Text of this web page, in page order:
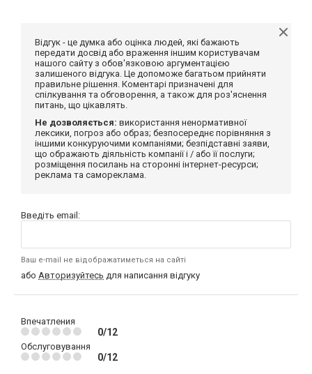
Відгук - це думка або оцінка людей, які бажають
передати досвід або враження іншим користувачам
нашого сайту з обов'язковою аргументацією
залишеного відгука. Це допоможе багатьом прийняти
правильне рішення. Коментарі призначені для
спілкування та обговорення, а також для роз'яснення
питань, що цікавлять.
Не дозволяється: використання ненормативної
лексики, погроз або образ; безпосереднє порівняння з
іншими конкуруючими компаніями; безпідставні заяви,
що ображають діяльність компанії і / або її послуги;
розміщення посилань на сторонні інтернет-ресурси;
реклама та самореклама.
Введіть email:
Ваш e-mail не відображатиметься на сайті
або Авторизуйтесь для написання відгуку
Впечатления
0/12
Обслуговування
0/12